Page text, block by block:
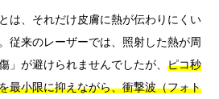
は、それだけ皮膚に熱が伝わりにくい
従来のレーザーでは、照射した熱が周
」が避けられませんでしたが、 ピコ秒
最小限に抑えながら、衝撃波（フォト